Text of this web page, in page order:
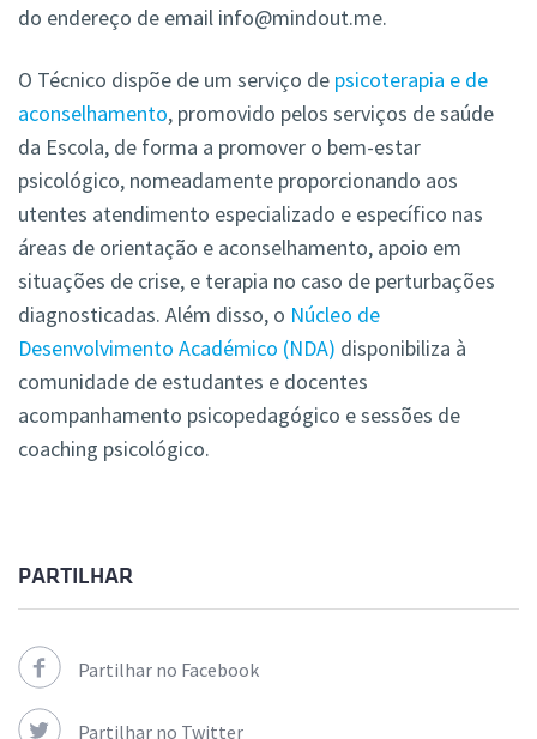
do endereço de email info@mindout.me.
O Técnico dispõe de um serviço de psicoterapia e de
aconselhamento, promovido pelos serviços de saúde
da Escola, de forma a promover o bem-estar
psicológico, nomeadamente proporcionando aos
utentes atendimento especializado e específico nas
áreas de orientação e aconselhamento, apoio em
situações de crise, e terapia no caso de perturbações
diagnosticadas. Além disso, o Núcleo de
Desenvolvimento Académico (NDA) disponibiliza à
comunidade de estudantes e docentes
acompanhamento psicopedagógico e sessões de
coaching psicológico.
PARTILHAR
Partilhar no Facebook
Partilhar no Twitter